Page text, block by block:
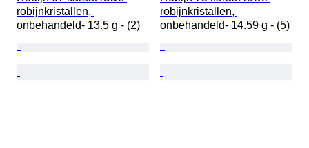
robijnkristallen,
onbehandeld- 13.5 g - (2)
robijnkristallen,
onbehandeld- 14.59 g - (5)